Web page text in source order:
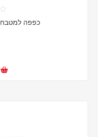
כפפה למטבח 17X27 ס"מ Florence